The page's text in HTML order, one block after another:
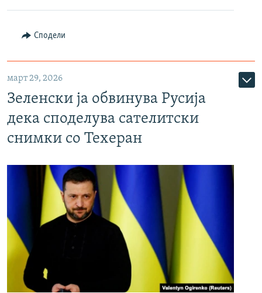
Сподели
март 29, 2026
Зеленски ја обвинува Русија
дека споделува сателитски
снимки со Техеран